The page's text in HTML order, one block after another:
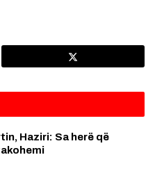
Haziri: Sa herë që